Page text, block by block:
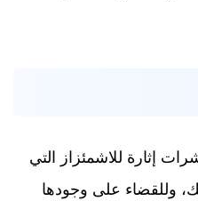
إثارة للاشمئزاز التي
وللقضاء على وجودها